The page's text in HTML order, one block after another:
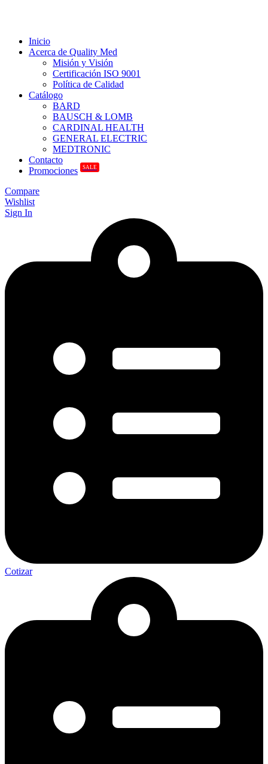
Inicio
Acerca de Quality Med
Misión y Visión
Certificación ISO 9001
Política de Calidad
Catálogo
BARD
BAUSCH & LOMB
CARDINAL HEALTH
GENERAL ELECTRIC
MEDTRONIC
Contacto
Promociones
SALE
Compare
Wishlist
Sign In
Cotizar